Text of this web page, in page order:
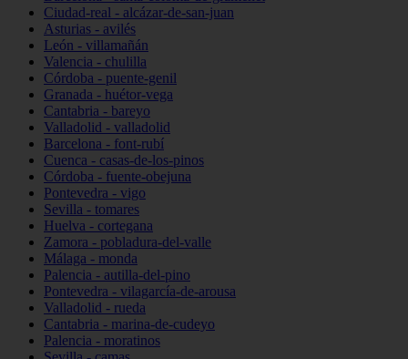
Ciudad-real - alcázar-de-san-juan
Asturias - avilés
León - villamañán
Valencia - chulilla
Córdoba - puente-genil
Granada - huétor-vega
Cantabria - bareyo
Valladolid - valladolid
Barcelona - font-rubí
Cuenca - casas-de-los-pinos
Córdoba - fuente-obejuna
Pontevedra - vigo
Sevilla - tomares
Huelva - cortegana
Zamora - pobladura-del-valle
Málaga - monda
Palencia - autilla-del-pino
Pontevedra - vilagarcía-de-arousa
Valladolid - rueda
Cantabria - marina-de-cudeyo
Palencia - moratinos